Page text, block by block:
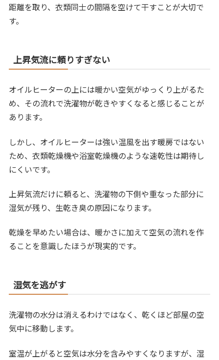
距離を取り、衣類同士の間隔を空けて干すことが大切で
す。
上昇気流に頼りすぎない
オイルヒーターの上には暖かい空気がゆっくり上がるた
め、その流れで洗濯物が乾きやすくなると感じることが
あります。
しかし、オイルヒーターは強い温風を出す暖房ではない
ため、衣類乾燥機や浴室乾燥機のような速乾性は期待し
にくいです。
上昇気流だけに頼ると、洗濯物の下側や重なった部分に
湿気が残り、生乾き臭の原因になります。
乾燥を早めたい場合は、暖かさに加えて空気の流れを作
ることを意識したほうが現実的です。
湿気を逃がす
洗濯物の水分は消えるわけではなく、乾くほど部屋の空
気中に移動します。
室温が上がると空気は水分を含みやすくなりますが、湿